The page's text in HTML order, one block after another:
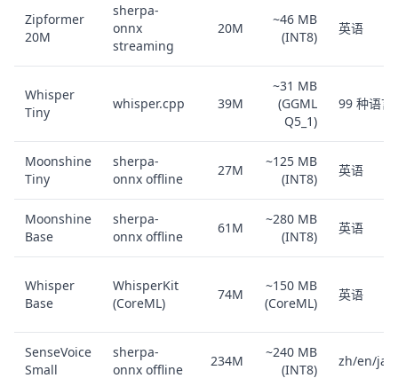
Zipformer
20M
sherpa-
onnx
streaming
20M
~46 MB
(INT8)
英语
Whisper
Tiny
whisper.cpp 39M
~31 MB
(GGML
Q5_1)
99 种语言
Moonshine
Tiny
sherpa-
onnx offline
27M
~125 MB
(INT8)
英语
Moonshine
Base
sherpa-
onnx offline
61M
~280 MB
(INT8)
英语
Whisper
Base
WhisperKit
(CoreML)
74M
~150 MB
(CoreML)
英语
SenseVoice
Small
sherpa-
onnx offline
234M
~240 MB
(INT8)
zh/en/ja/